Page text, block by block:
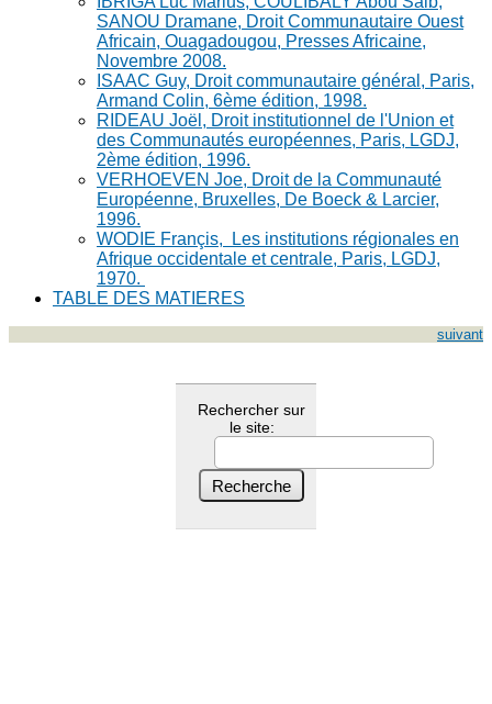
SANOU Dramane, Droit Communautaire Ouest
Africain, Ouagadougou, Presses Africaine,
Novembre 2008.
ISAAC Guy, Droit communautaire général, Paris,
Armand Colin, 6ème édition, 1998.
RIDEAU Joël, Droit institutionnel de l'Union et
des Communautés européennes, Paris, LGDJ,
2ème édition, 1996.
VERHOEVEN Joe, Droit de la Communauté
Européenne, Bruxelles, De Boeck & Larcier,
1996.
WODIE Françis, Les institutions régionales en
Afrique occidentale et centrale, Paris, LGDJ,
1970.
TABLE DES MATIERES
suivant
Rechercher sur
le site: